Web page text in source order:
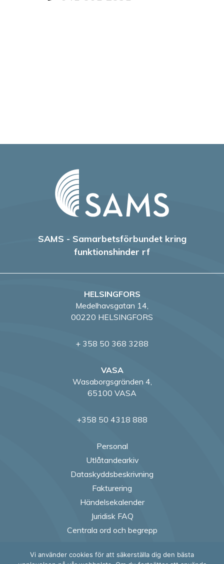
SAMS - Samarbetsförbundet kring
funktionshinder rf
HELSINGFORS
Medelhavsgatan 14,
00220 HELSINGFORS
+ 358 50 368 3288
VASA
Wasaborgsgränden 4,
65100 VASA
+358 50 4318 888
Personal
Utlåtandearkiv
Dataskyddsbeskrivning
Fakturering
Händelsekalender
Juridisk FAQ
Centrala ord och begrepp
Vi använder cookies för att säkerställa dig den bästa